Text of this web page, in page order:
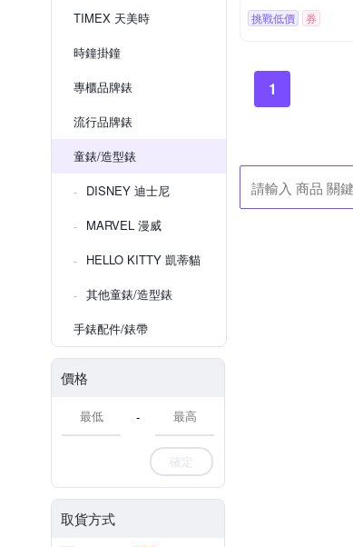
TIMEX 天美時
時鐘掛鐘
專櫃品牌錶
流行品牌錶
童錶/造型錶
DISNEY 迪士尼
MARVEL 漫威
HELLO KITTY 凱蒂貓
其他童錶/造型錶
手錶配件/錶帶
價格
-
確定
取貨方式
挑戰低價 券
1